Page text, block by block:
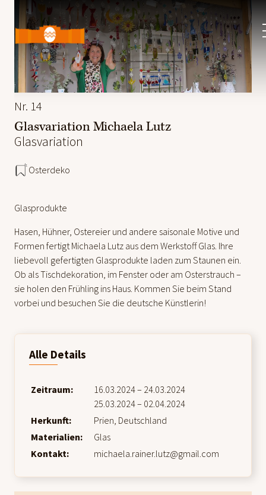
Ostermarkt
Schloss
Schönbrunn
Nr. 14
Glasvariation Michaela Lutz
Glasvariation
Osterdeko
Glasprodukte
Hasen, Hühner, Ostereier und andere saisonale Motive und
Formen fertigt Michaela Lutz aus dem Werkstoff Glas. Ihre
liebevoll gefertigten Glasprodukte laden zum Staunen ein.
Ob als Tischdekoration, im Fenster oder am Osterstrauch –
sie holen den Frühling ins Haus. Kommen Sie beim Stand
vorbei und besuchen Sie die deutsche Künstlerin!
Alle Details
Zeitraum:
16.03.2024 – 24.03.2024
25.03.2024 – 02.04.2024
Herkunft:
Prien, Deutschland
Materialien:
Glas
Kontakt:
michaela.rainer.lutz@gmail.com